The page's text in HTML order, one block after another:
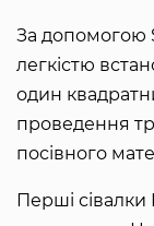
За допомогою
легкістю
один
проведення
посівного
Перші сівалки